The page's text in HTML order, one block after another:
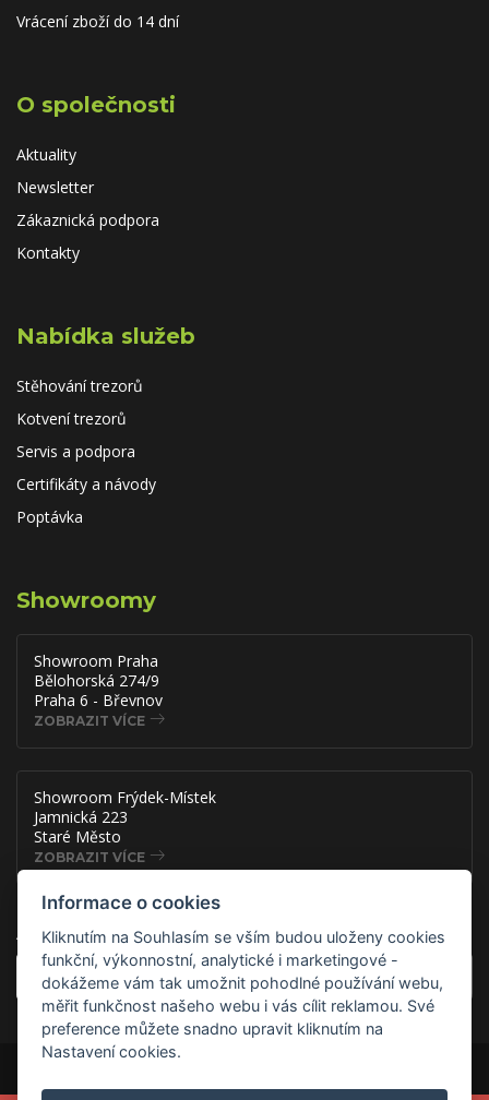
Vrácení zboží do 14 dní
O společnosti
Aktuality
Newsletter
Zákaznická podpora
Kontakty
Nabídka služeb
Stěhování trezorů
Kotvení trezorů
Servis a podpora
Certifikáty a návody
Poptávka
Showroomy
Showroom Praha
Bělohorská 274/9
Praha 6 - Břevnov
ZOBRAZIT VÍCE
Showroom Frýdek-Místek
Jamnická 223
Staré Město
ZOBRAZIT VÍCE
Akce, slevy a novinky přímo na
OK
Informace o cookies
Kliknutím na Souhlasím se vším budou uloženy cookies
funkční, výkonnostní, analytické i marketingové -
dokážeme vám tak umožnit pohodlné používání webu,
měřit funkčnost našeho webu i vás cílit reklamou. Své
preference můžete snadno upravit kliknutím na
Nastavení cookies.